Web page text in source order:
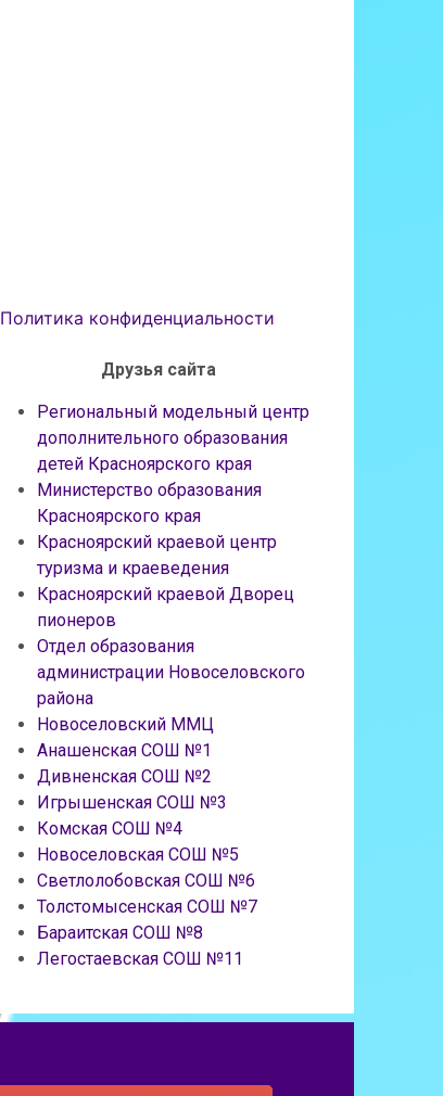
Политика конфиденциальности
Друзья сайта
Региональный модельный центр
дополнительного образования
детей Красноярского края
Министерство образования
Красноярского края
Красноярский краевой центр
туризма и краеведения
Красноярский краевой Дворец
пионеров
Отдел образования
администрации Новоселовского
района
Новоселовский ММЦ
Анашенская СОШ №1
Дивненская СОШ №2
Игрышенская СОШ №3
Комская СОШ №4
Новоселовская СОШ №5
Светлолобовская СОШ №6
Толстомысенская СОШ №7
Бараитская СОШ №8
Легостаевская СОШ №11